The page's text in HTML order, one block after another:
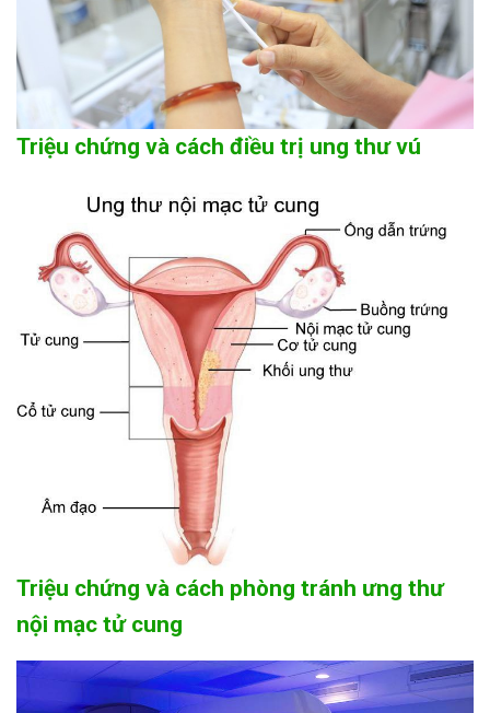
Triệu chứng và cách điều trị ung thư vú
Triệu chứng và cách phòng tránh ưng thư
nội mạc tử cung